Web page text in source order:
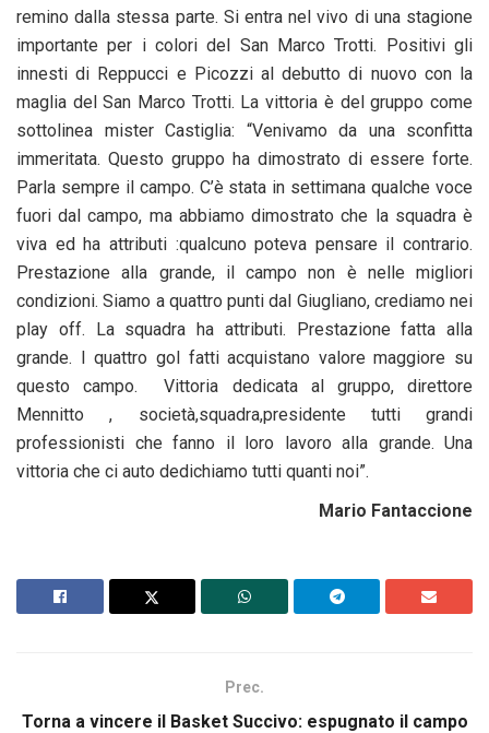
remino dalla stessa parte. Si entra nel vivo di una stagione
importante per i colori del San Marco Trotti. Positivi gli
innesti di Reppucci e Picozzi al debutto di nuovo con la
maglia del San Marco Trotti. La vittoria è del gruppo come
sottolinea mister Castiglia: “Venivamo da una sconfitta
immeritata. Questo gruppo ha dimostrato di essere forte.
Parla sempre il campo. C’è stata in settimana qualche voce
fuori dal campo, ma abbiamo dimostrato che la squadra è
viva ed ha attributi :qualcuno poteva pensare il contrario.
Prestazione alla grande, il campo non è nelle migliori
condizioni. Siamo a quattro punti dal Giugliano, crediamo nei
play off. La squadra ha attributi. Prestazione fatta alla
grande. I quattro gol fatti acquistano valore maggiore su
questo campo. Vittoria dedicata al gruppo, direttore
Mennitto , società,squadra,presidente tutti grandi
professionisti che fanno il loro lavoro alla grande. Una
vittoria che ci auto dedichiamo tutti quanti noi”.
Mario Fantaccione
Prec.
Torna a vincere il Basket Succivo: espugnato il campo